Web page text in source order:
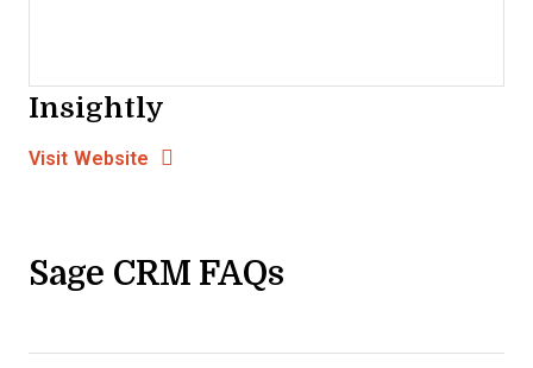
Insightly
Visit Website Opens New Window
Sage CRM FAQs